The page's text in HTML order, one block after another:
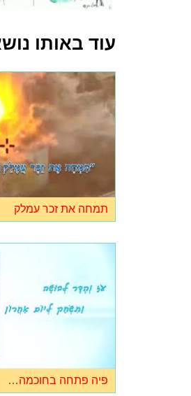
עוד באותו
תמחה את זכר עמלק
פיה פתחה בחוכמה…